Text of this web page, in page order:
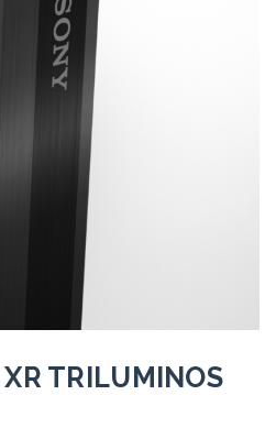
TRILUMINOS